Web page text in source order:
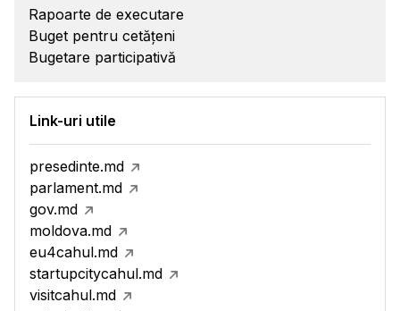
Rapoarte de executare
Buget pentru cetățeni
Bugetare participativă
Link-uri utile
presedinte.md
parlament.md
gov.md
moldova.md
eu4cahul.md
startupcitycahul.md
visitcahul.md